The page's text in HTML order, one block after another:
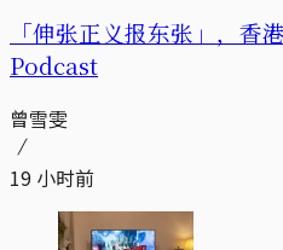
「伸张正义报东张」，香
Podcast
曾雪雯
19 小时前